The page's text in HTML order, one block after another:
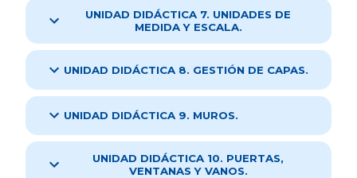
UNIDAD DIDÁCTICA 7. UNIDADES DE
MEDIDA Y ESCALA.
UNIDAD DIDÁCTICA 8. GESTIÓN DE CAPAS.
UNIDAD DIDÁCTICA 9. MUROS.
UNIDAD DIDÁCTICA 10. PUERTAS,
VENTANAS Y VANOS.